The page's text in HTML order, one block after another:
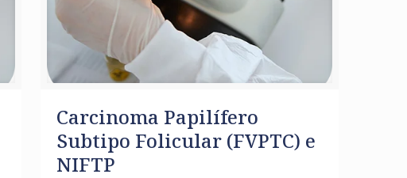
Carcinoma Papilífero
Subtipo Folicular (FVPTC) e
NIFTP